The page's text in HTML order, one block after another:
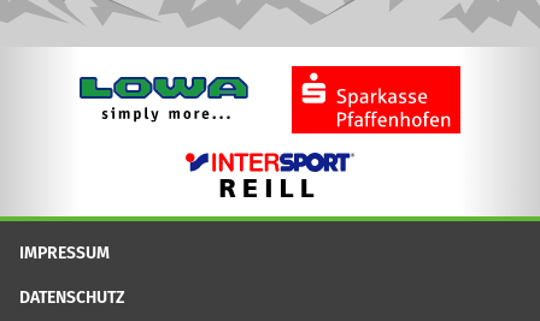
IMPRESSUM
DATENSCHUTZ